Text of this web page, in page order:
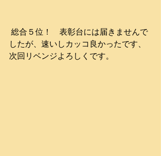
したが、速いしカッコ良かったです、
次回リベンジよろしくです。